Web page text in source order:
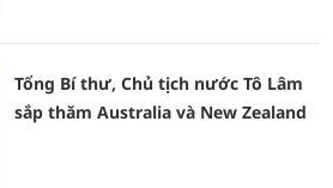
Tổng Bí thư, Chủ tịch nước Tô Lâm
sắp thăm Australia và New Zealand